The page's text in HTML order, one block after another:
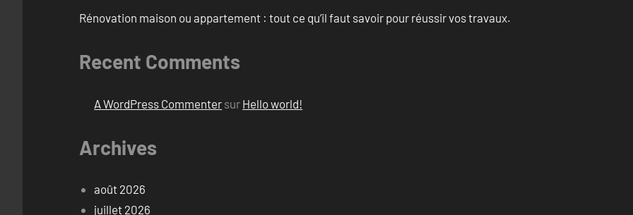
Rénovation maison ou appartement : tout ce qu’il faut savoir pour réussir vos travaux.
Recent Comments
A WordPress Commenter sur Hello world!
Archives
août 2026
juillet 2026